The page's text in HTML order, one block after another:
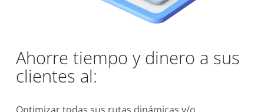
Ahorre tiempo y dinero a sus
clientes al: